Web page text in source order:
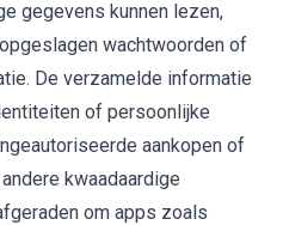
gegevens kunnen lezen,
wachtwoorden of
De verzamelde informatie
of persoonlijke
aankopen of
kwaadaardige
om apps zoals